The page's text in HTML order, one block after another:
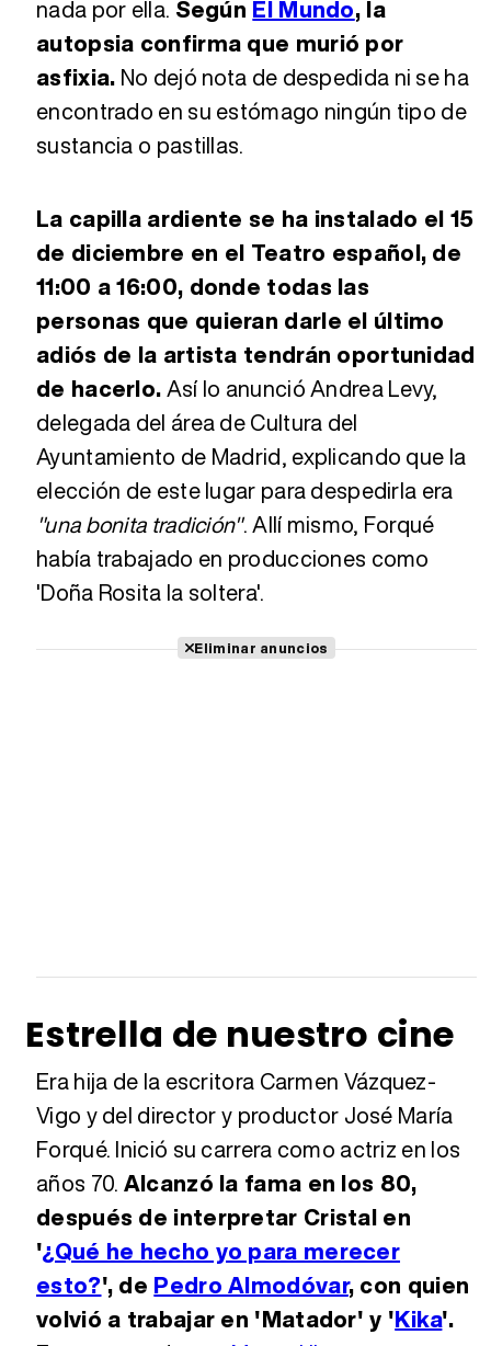
nada por ella. Según El Mundo, la
autopsia confirma que murió por
asfixia. No dejó nota de despedida ni se ha
encontrado en su estómago ningún tipo de
sustancia o pastillas.
La capilla ardiente se ha instalado el 15
de diciembre en el Teatro español, de
11:00 a 16:00, donde todas las
personas que quieran darle el último
adiós de la artista tendrán oportunidad
de hacerlo.Así lo anunció Andrea Levy,
delegada del área de Cultura del
Ayuntamiento de Madrid, explicando que la
elección de este lugar para despedirla era
"una bonita tradición". Allí mismo, Forqué
había trabajado en producciones como
'Doña Rosita la soltera'.
Eliminar anuncios
Estrella de nuestro cine
Era hija de la escritora Carmen Vázquez-
Vigo y del director y productor José María
Forqué. Inició su carrera como actriz en los
años 70. Alcanzó la fama en los 80,
después de interpretar Cristal en
'¿Qué he hecho yo para merecer
esto?', de Pedro Almodóvar, con quien
volvió a trabajar en 'Matador' y 'Kika'.